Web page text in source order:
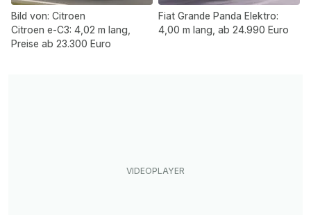
Bild von: Citroen
Citroen e-C3: 4,02 m lang,
Preise ab 23.300 Euro
Fiat Grande Panda Elektro:
4,00 m lang, ab 24.990 Euro